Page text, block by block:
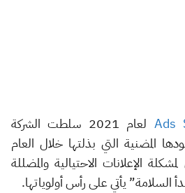
Ads
لعام 2021 سلطت الشركة
المضنية التي بذلتها خلال العام
الإعلانات الاحتيالية والمضللة
السلامة” يأتي على رأس أولوياتها.